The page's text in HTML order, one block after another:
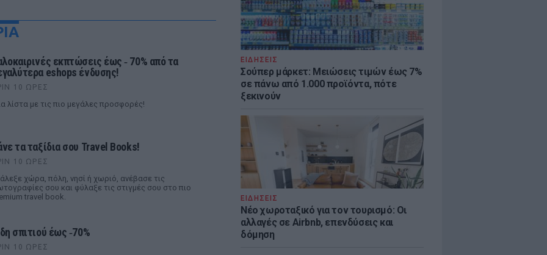
ΕΙΔΗΣΕΙΣ
Σούπερ μάρκετ: Μειώσεις τιμών έως 7%
σε πάνω από 1.000 προϊόντα, πότε
ξεκινούν
ΕΙΔΗΣΕΙΣ
Νέο χωροταξικό για τον τουρισμό: Οι
αλλαγές σε Airbnb, επενδύσεις και
δόμηση
εκπτώσεις έως ‑ 70% από τα
eshops ένδυσης!
10 ΏΡΕΣ
λίστα με τις πιο μεγάλες προσφορές!
τα ταξίδια σου Travel Books!
10 ΏΡΕΣ
χώρα, πόλη, νησί ή χωριό, ανέβασε τις
σου και φύλαξε τις στιγμές σου στο πιο
travel book.
σπιτιού έως ‑70%
10 ΏΡΕΣ